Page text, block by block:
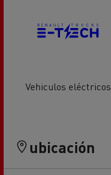
Vehiculos eléctricos
ubicación